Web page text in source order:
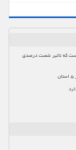
که تاثیر شصت درصدی